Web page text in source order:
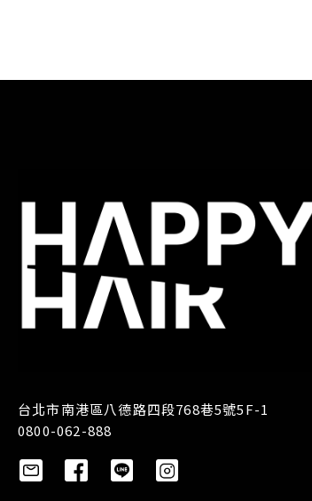
台北市南港區八德路四段768巷5號5F-1
0800-062-888